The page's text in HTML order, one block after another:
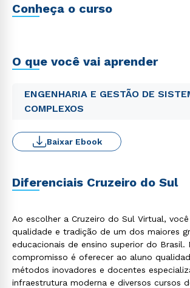
Conheça o curso
O que você vai aprender
ENGENHARIA E GESTÃO DE
COMPLEXOS
Baixar Ebook
Diferenciais Cruzeiro do Sul
Ao escolher a Cruzeiro do Sul Virtual,
qualidade e tradição de um dos maiores
educacionais de ensino superior do Brasil.
compromisso é oferecer ao aluno
métodos inovadores e docentes
infraestrutura moderna e diversos cursos